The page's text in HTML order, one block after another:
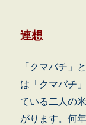
連想
「クマバチ」
は「クマバチ
ている二人の
がります。何